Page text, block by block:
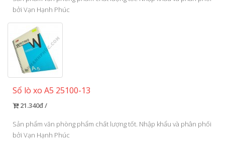
bởi Vạn Hạnh Phúc
Sổ lò xo A5 25100-13
21.340đ /
Sản phẩm văn phòng phẩm chất lượng tốt. Nhập khẩu và phân phối
bởi Vạn Hạnh Phúc